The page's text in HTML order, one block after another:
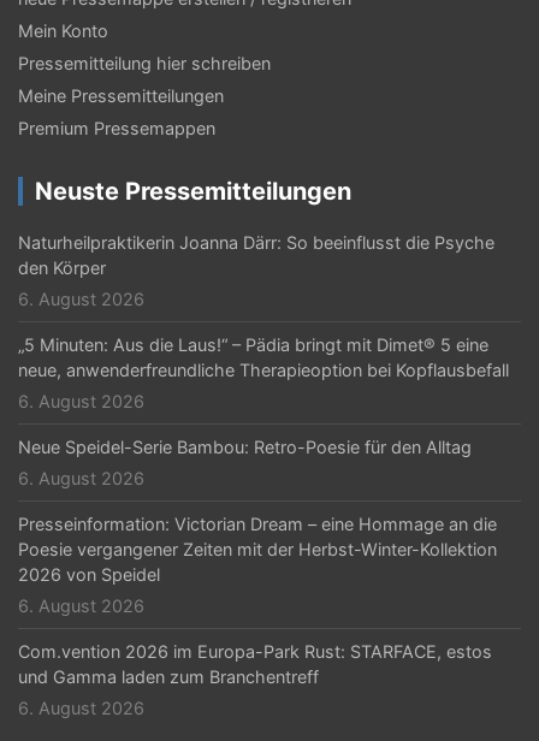
Mein Konto
Pressemitteilung hier schreiben
Meine Pressemitteilungen
Premium Pressemappen
Neuste Pressemitteilungen
Naturheilpraktikerin Joanna Därr: So beeinflusst die Psyche
den Körper
6. August 2026
„5 Minuten: Aus die Laus!“ – Pädia bringt mit Dimet® 5 eine
neue, anwenderfreundliche Therapieoption bei Kopflausbefall
6. August 2026
Neue Speidel-Serie Bambou: Retro-Poesie für den Alltag
6. August 2026
Presseinformation: Victorian Dream – eine Hommage an die
Poesie vergangener Zeiten mit der Herbst-Winter-Kollektion
2026 von Speidel
6. August 2026
Com.vention 2026 im Europa-Park Rust: STARFACE, estos
und Gamma laden zum Branchentreff
6. August 2026